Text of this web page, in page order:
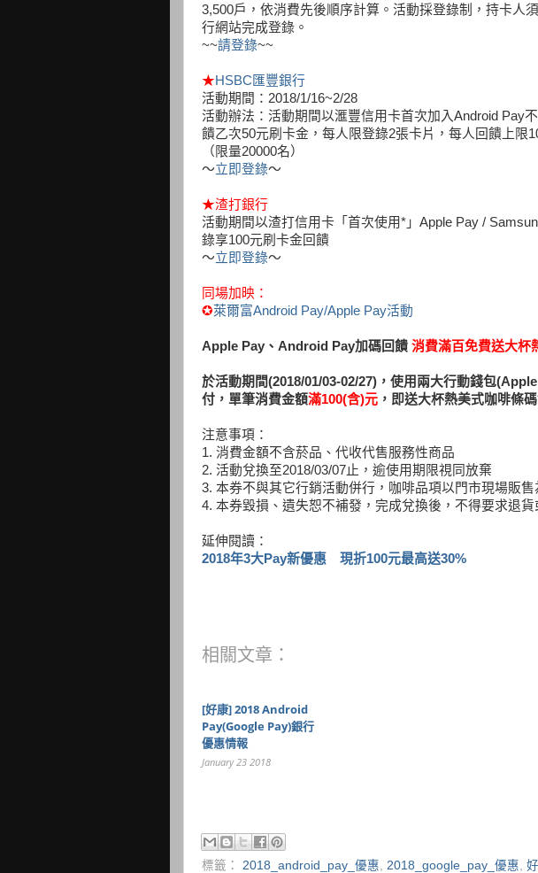
3,500戶，依消費先後順序計算。活動採登錄制，持卡人
行網站完成登錄。
~~請登錄~~
★HSBC匯豐銀行
活動期間：2018/1/16~2/28
活動辦法：活動期間以滙豐信用卡首次加入Android Pay
饋乙次50元刷卡金，每人限登錄2張卡片，每人回饋上限
（限量20000名）
～立即登錄～
★渣打銀行
活動期間以渣打信用卡「首次使用*」Apple Pay /
錄享100元刷卡金回饋
～立即登錄～
同場加映：
✪萊爾富Android Pay/Apple Pay活動
Apple Pay 、Android Pay加碼回饋 消費滿百免費送大杯
於活動期間(2018/01/03-02/27)， 使用兩大行動錢包
付， 單筆消費金額滿100(含)元 ， 即送大杯熱美式咖啡條碼
注意事項：
1. 消費金額不含菸品、代收代售服務性商品
2. 活動兌換至2018/03/07止，逾使用期限視同放棄
3. 本券不與其它行銷活動併行，咖啡品項以門市現場販售
4. 本券毀損、遺失恕不補發，完成兌換後，不得要求退貨
延伸閱讀：
2018年3大Pay新優惠 現折100元最高送30%
相關文章：
[好康] 2018 Android
Pay(Google Pay)銀行
優惠情報
January 23 2018
標籤： 2018_android_pay_優惠 2018_google_pay_優惠